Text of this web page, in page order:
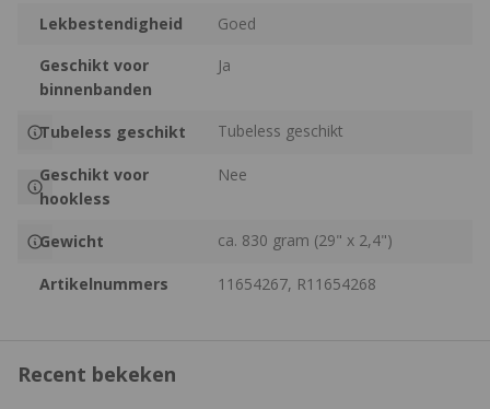
Lekbestendigheid
Goed
Geschikt voor
binnenbanden
Ja
Tubeless geschikt Tubeless geschikt
Geschikt voor
hookless
Nee
Gewicht ca. 830 gram (29" x 2,4")
Artikelnummers 11654267, R11654268
Recent bekeken